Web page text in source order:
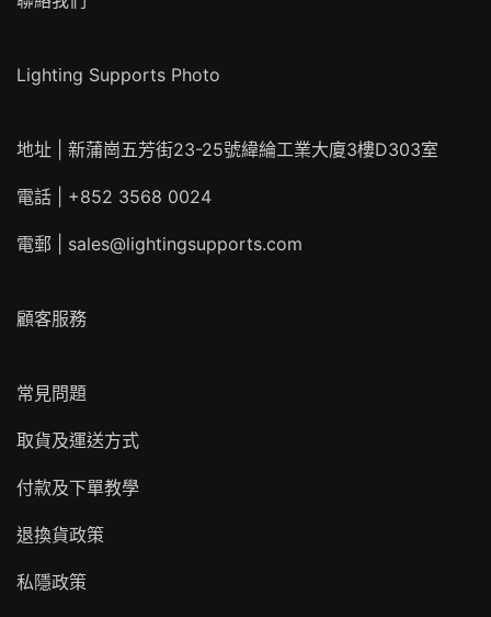
Lighting Supports Photo
地址 | 新蒲崗五芳街23-25號緯綸工業大廈3樓D303室
電話 | +852 3568 0024
電郵 | sales@lightingsupports.com
顧客服務
常見問題
取貨及運送方式
付款及下單教學
退換貨政策
私隱政策